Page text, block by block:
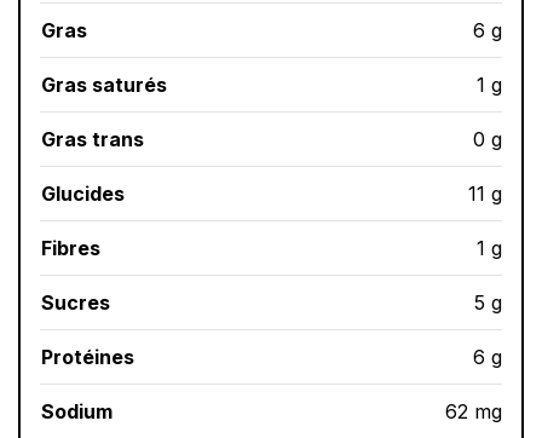
Gras 6 g
Gras saturés 1 g
Gras trans 0 g
Glucides 11 g
Fibres 1 g
Sucres 5 g
Protéines 6 g
Sodium 62 mg